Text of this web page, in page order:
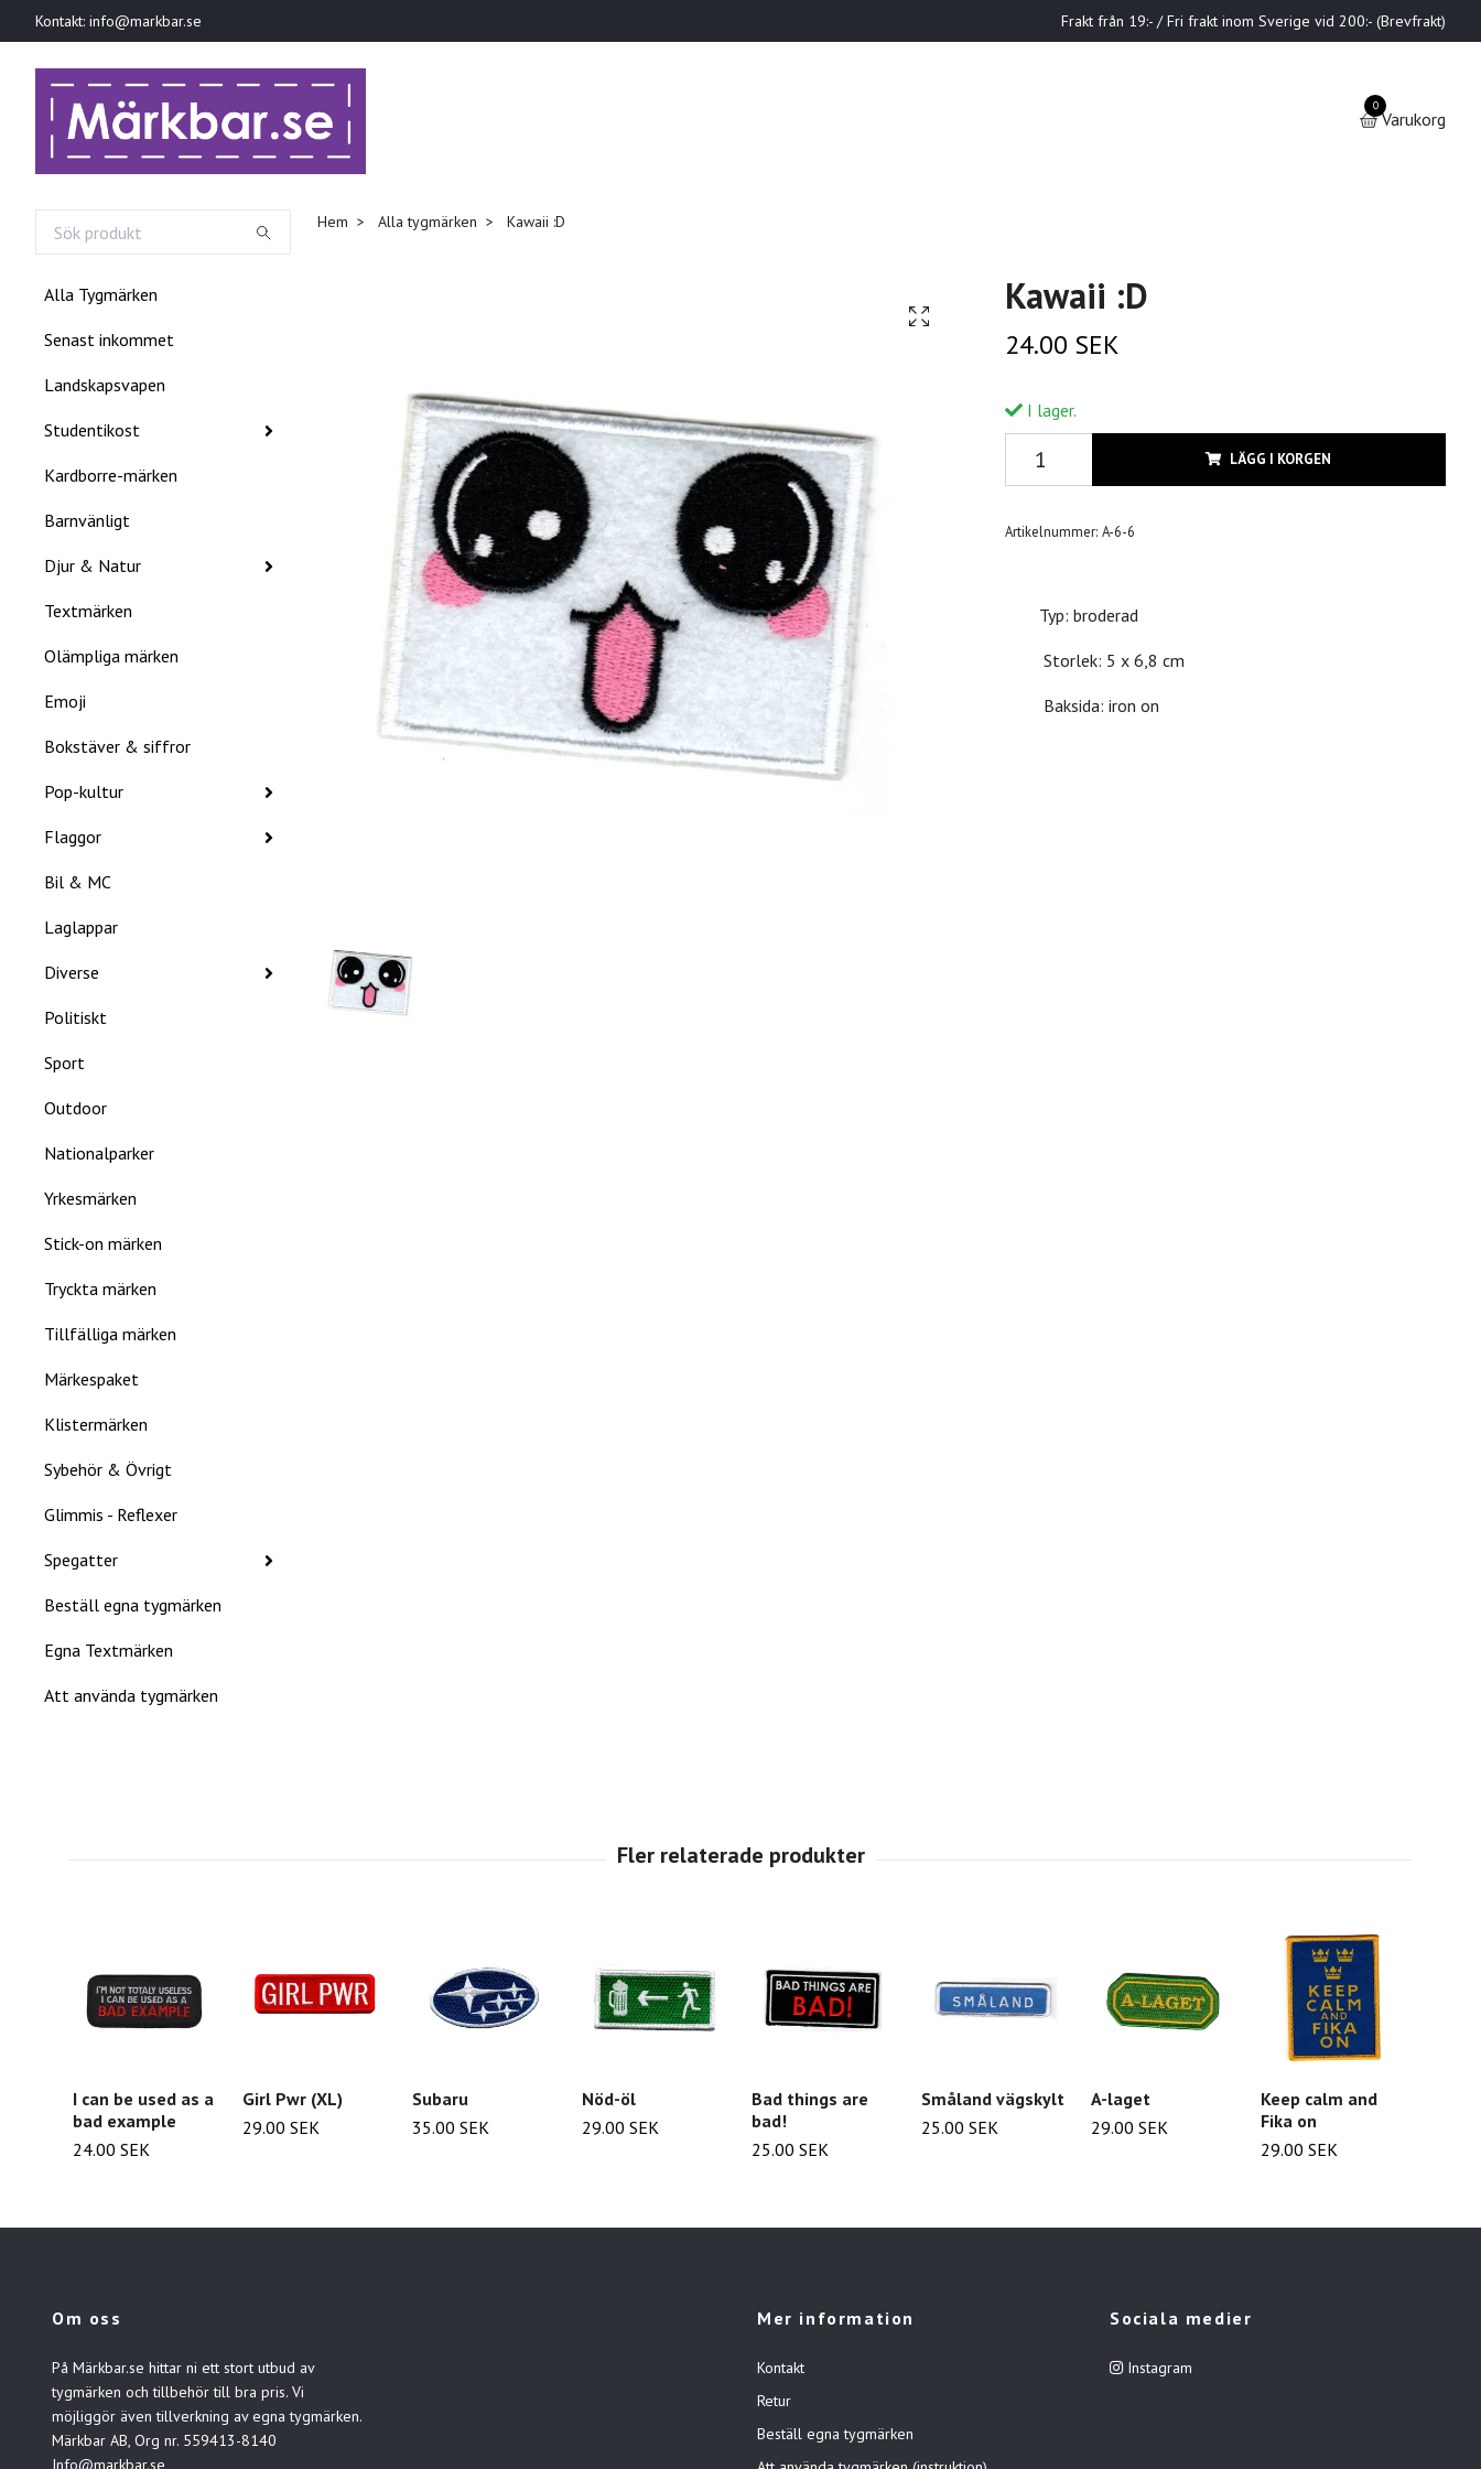
Kontakt: info@markbar.se Frakt från 19:- / Fri frakt inom Sverige vid 200:- (Brevfrakt)
0
Varukorg
Alla Tygmärken
Senast inkommet
Landskapsvapen
Studentikost
Kardborre-märken
Barnvänligt
Djur & Natur
Textmärken
Olämpliga märken
Emoji
Bokstäver & siffror
Pop-kultur
Flaggor
Bil & MC
Laglappar
Diverse
Politiskt
Sport
Outdoor
Nationalparker
Yrkesmärken
Stick-on märken
Tryckta märken
Tillfälliga märken
Märkespaket
Klistermärken
Sybehör & Övrigt
Glimmis - Reflexer
Spegatter
Beställ egna tygmärken
Egna Textmärken
Att använda tygmärken
Hem Alla tygmärken Kawaii :D
Kawaii :D
24.00 SEK
I lager.
LÄGG I KORGEN
Artikelnummer: A-6-6
Typ: broderad
Storlek: 5 x 6,8 cm
Baksida: iron on
I can be used as a
bad example
24.00 SEK
Girl Pwr (XL)
29.00 SEK
Subaru
35.00 SEK
Nöd-öl
29.00 SEK
Bad things are
bad!
25.00 SEK
Småland vägskylt
25.00 SEK
A-laget
29.00 SEK
Keep calm and
Fika on
29.00 SEK
Om oss
På Märkbar.se hittar ni ett stort utbud av
tygmärken och tillbehör till bra pris. Vi
möjliggör även tillverkning av egna tygmärken.
Märkbar AB, Org nr. 559413-8140
Mer information
Kontakt
Retur
Beställ egna tygmärken
Sociala medier
Instagram